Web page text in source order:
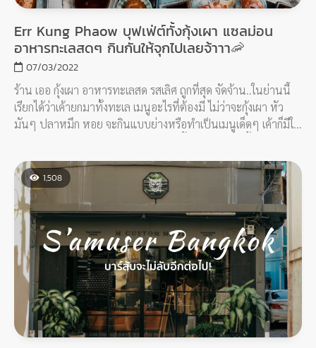
Err Kung Phaow บุฟเฟ่ต์ทั้งกุ้งเผา แซลม่อน
อาหารทะเลสดๆ กินกันให้จุกไปเลยจ้าาา🦐
07/03/2022
ร้าน เออ กุ้งเผา อาหารทะเลสด รสเลิศ ถูกที่สุด จัดจ้าน..ในย่านนี้
เรียกได้ว่าเค้ายกมาทั้งทะเล เมนูอะไรที่ต้องมี ไม่ว่าจะกุ้งเผา หัว
มันๆ ปลาหมึก หอย จะกินแบบย่างหรือทำเป็นเมนูเด็ดๆ เค้าก็มีให้
มี หรือใครสายอีสาน ส้มตำยำแซ่บ ก็ยกมาเสริฟแบบฟินๆ ขอบอก
ว่ามื้อนี้จุกมากจ้าแม่จ๋าาาา☺️☺️
1,508